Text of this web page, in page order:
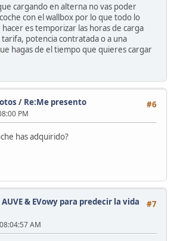
cargando en alterna no vas poder
con el wallbox por lo que todo lo
hacer es temporizar las horas de carga
tarifa, potencia contratada o a una
hagas de el tiempo que quieres cargar
#6
/ Re:Me presento
PM
has adquirido?
#7
& EVowy para predecir la vida
AM